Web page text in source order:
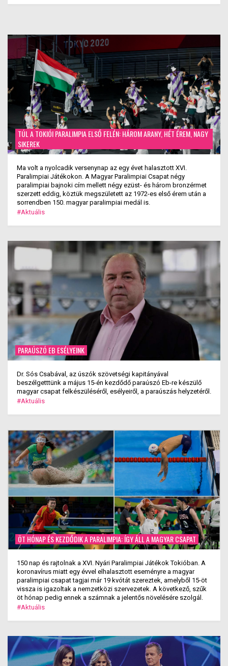
TÚL A TOKIÓI PARALIMPIA ELSŐ FELÉN: HÁROM ARANY, HÉT ÉREM, NAGY
SIKEREK
Ma volt a nyolcadik versenynap az egy évet halasztott XVI.
Paralimpiai Játékokon. A Magyar Paralimpiai Csapat négy
paralimpiai bajnoki cím mellett négy ezüst- és három bronzérmet
szerzett eddig, köztük megszületett az 1972-es első érem után a
sorrendben 150. magyar paralimpiai medál is.
#Aktuális
PARAÚSZÓ EB ESÉLYEINK
Dr. Sós Csabával, az úszók szövetségi kapitányával
beszélgetttünk a május 15-én kezdődő paraúszó Eb-re készülő
magyar csapat felkészüléséről, esélyeiről, a paraúszás helyzetéről.
#Aktuális
ÖT HÓNAP ÉS KEZDŐDIK A PARALIMPIA: ÍGY ÁLL A MAGYAR CSAPAT
150 nap és rajtolnak a XVI. Nyári Paralimpiai Játékok Tokióban. A
koronavírus miatt egy évvel elhalasztott eseményre a magyar
paralimpiai csapat tagjai már 19 kvótát szereztek, amelyből 15-öt
vissza is igazoltak a nemzetközi szervezetek. A következő, szűk
öt hónap pedig ennek a számnak a jelentős növelésére szolgál.
#Aktuális